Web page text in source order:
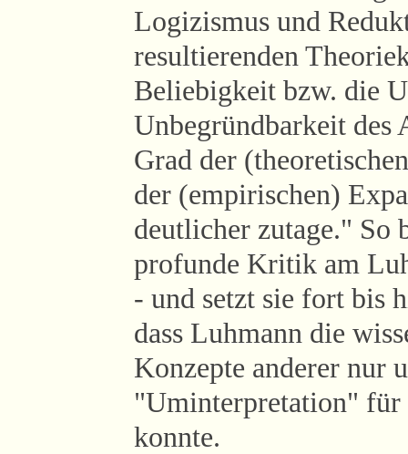
Logizismus und
resultierenden
Beliebigkeit bzw. die
Unbegründbarkeit des
Grad der
der (empirischen)
deutlicher zutage." So
profunde Kritik am
- und setzt sie fort bis
dass Luhmann die
Konzepte anderer nur
"Uminterpretation" für
konnte.